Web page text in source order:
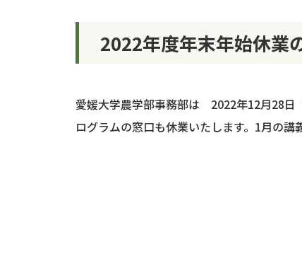
2022年度年末年始休業
愛媛大学農学部事務部は 2022年12月28日
ログラムの窓口も休業いたします。1月の